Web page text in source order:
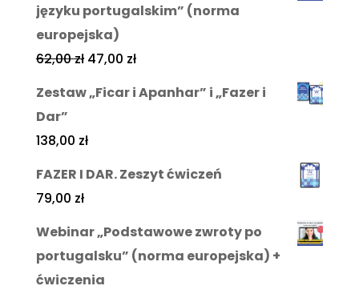
języku portugalskim” (norma
europejska)
62,00zł 47,00 zł
Zestaw „Ficar i Apanhar” i „Fazer i
Dar”
138,00 zł
FAZER I DAR. Zeszyt ćwiczeń
79,00 zł
Webinar „Podstawowe zwroty po
portugalsku” (norma europejska) +
ćwiczenia